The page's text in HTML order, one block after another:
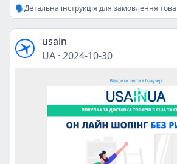
🗣Детальна інструкція для замовлення
usain
UA · 2024-10-30